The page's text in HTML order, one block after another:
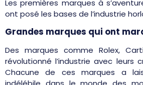
Les premières marques à
ont posé les bases de l’industrie
Grandes marques qui ont
Des marques comme Rolex,
révolutionné l’industrie avec leurs
Chacune de ces marques a